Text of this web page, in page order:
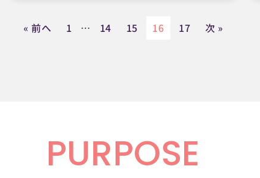
« 前へ 1 … 14 15 16 17 次 »
PURPOSE